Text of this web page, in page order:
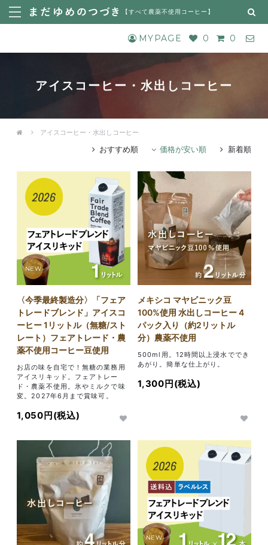
【すべて農薬不使用コーヒー 】
MYPAGE 0 0
アイスコーヒー・水出しコーヒー
アイスコーヒー・水出しコーヒー
おすすめ順 価格が安い順 新着順
NEW
〈今季最終製造分〉「フェア
トレードブレンド」アイスコ
ーヒー 1リットル（無糖/スト
レート）フェアトレード・農
薬不使用コーヒー豆使用
お店の味を自宅で！無糖の業務用
アイスリキッド。フェアトレー
ド・農薬不使用。氷やミルクで味
変。2027年6月まで賞味可。
1,050円(税込)
メキシコ マヤビニック豆
100%使用 水出しコーヒー 4
パック入り（約2リットル
分）農薬不使用
500ml用。12時間以上浸水ででき
あがり。簡単な仕上がり。
1,300円(税込)
NEW